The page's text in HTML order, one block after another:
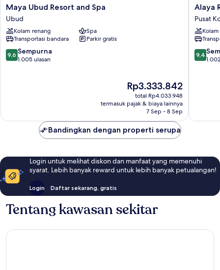
Maya
Ubud
Resort
and
Spa
Ubud
Maya Ubud Resort and Spa
Ubud
Kolam renang
Spa
Transportasi bandara
Parkir gratis
9.6
dari
9,6 Sempurna
1.005 ulasan
Harga
sekarang
Rp3.333.842
Rp3.333.842
total Rp4.033.948
termasuk pajak & biaya lainnya
7 Sep - 8 Sep
Alaya
Resort
Ubud
Pusat
Kota
Ubud
Alaya
Pusat
9.4
dari
9,4
Bandingkan dengan properti serupa
Login untuk melihat diskon dan manfaat yang memenuhi
syarat. Lebih banyak reward untuk lebih banyak petualangan!
Login Daftar sekarang, gratis
Tentang kawasan sekitar